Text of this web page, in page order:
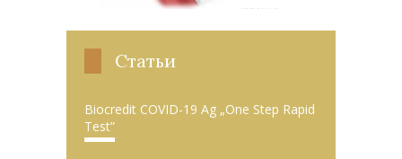
Статьи
Biocredit COVID-19 Ag „One Step Rapid
Test”